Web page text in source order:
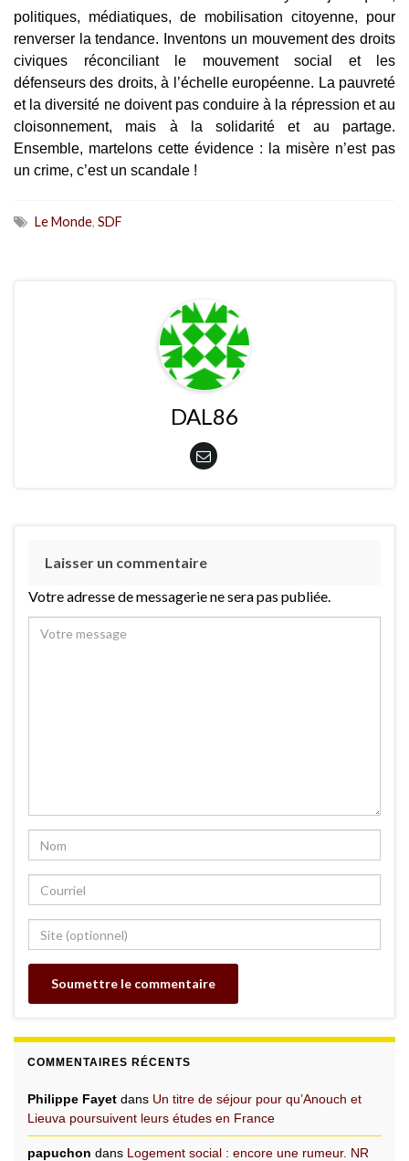
politiques, médiatiques, de mobilisation citoyenne, pour
renverser la tendance. Inventons un mouvement des droits
civiques réconciliant le mouvement social et les
défenseurs des droits, à l’échelle européenne. La pauvreté
et la diversité ne doivent pas conduire à la répression et au
cloisonnement, mais à la solidarité et au partage.
Ensemble, martelons cette évidence : la misère n’est pas
un crime, c’est un scandale !
Le Monde, SDF
DAL86
Laisser un commentaire
Votre adresse de messagerie ne sera pas publiée.
COMMENTAIRES RÉCENTS
Philippe Fayet dans Un titre de séjour pour qu’Anouch et
Lieuva poursuivent leurs études en France
papuchon dans Logement social : encore une rumeur. NR